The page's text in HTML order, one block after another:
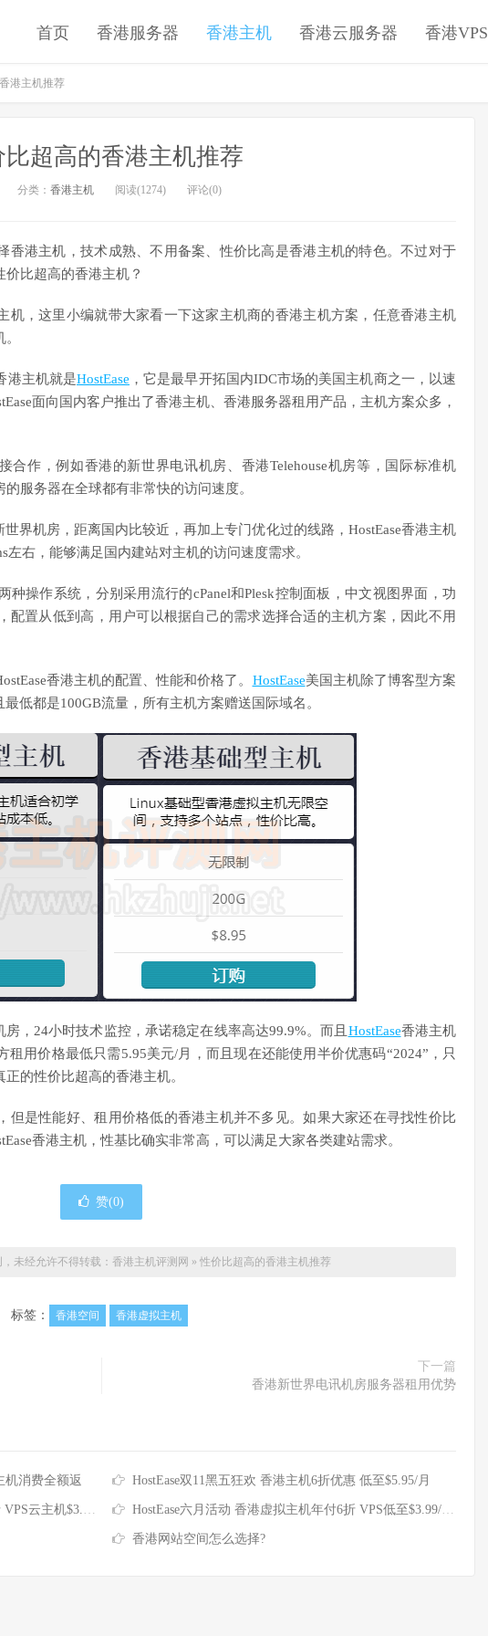
首页 香港服务器 香港主机 香港云服务器 香港VPS
港主机推荐
比超高的香港主机推荐
分类： 香港主机 阅读(1274) 评论(0)
香港主机，技术成熟、不用备案、性价比高是香港主机的特色。不过对于
比超高的香港主机？
机，这里小编就带大家看一下这家主机商的香港主机方案，任意香港主机
港主机就是HostEase ，它是最早开拓国内IDC市场的美国主机商之一，以速
面向国内客户推出了香港主机、香港服务器租用产品，主机方案众多，
合作，例如香港的新世界电讯机房、香港Telehouse机房等，国际标准机
服务器在全球都有非常快的访问速度。
界机房，距离国内比较近，再加上专门优化过的线路，HostEase香港主机
右，能够满足国内建站对主机的访问速度需求。
种操作系统，分别采用流行的cPanel和Plesk控制面板，中文视图界面，功
配置从低到高，用户可以根据自己的需求选择合适的主机方案，因此不用
香港主机的配置、性能和价格了。 HostEase美国主机除了博客型方案
低都是100GB流量，所有主机方案赠送国际域名。
，24小时技术监控，承诺稳定在线率高达99.9%。而且 HostEase香港主机
用价格最低只需5.95美元/月，而且现在还能使用半价优惠码“2024”，只
的性价比超高的香港主机。
但是性能好、租用价格低的香港主机并不多见。如果大家还在寻找性价比
香港主机，性基比确实非常高，可以满足大家各类建站需求。
赞(0)
未经允许不得转载： 香港主机评测网 » 性价比超高的香港主机推荐
标签： 香港空间 香港虚拟主机
下一篇
香港新世界电讯机房服务器租用优势
机消费全额返 HostEase双11黑五狂欢 香港主机6折优惠 低至$5.95/月
起 独服送253IP HostEase六月活动 香港虚拟主机年付6折 VPS低至$3.99/月 独服送125IP
香港网站空间怎么选择?